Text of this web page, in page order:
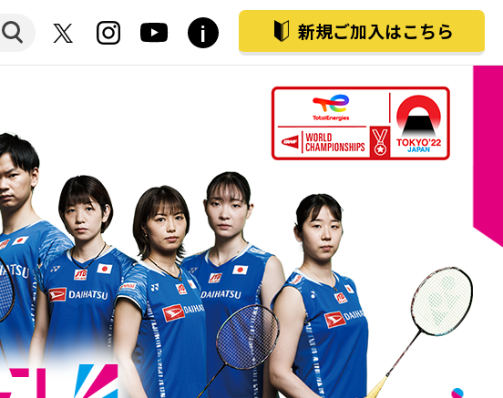
twitter instagramyoutube
i 新規ご加入はこちら